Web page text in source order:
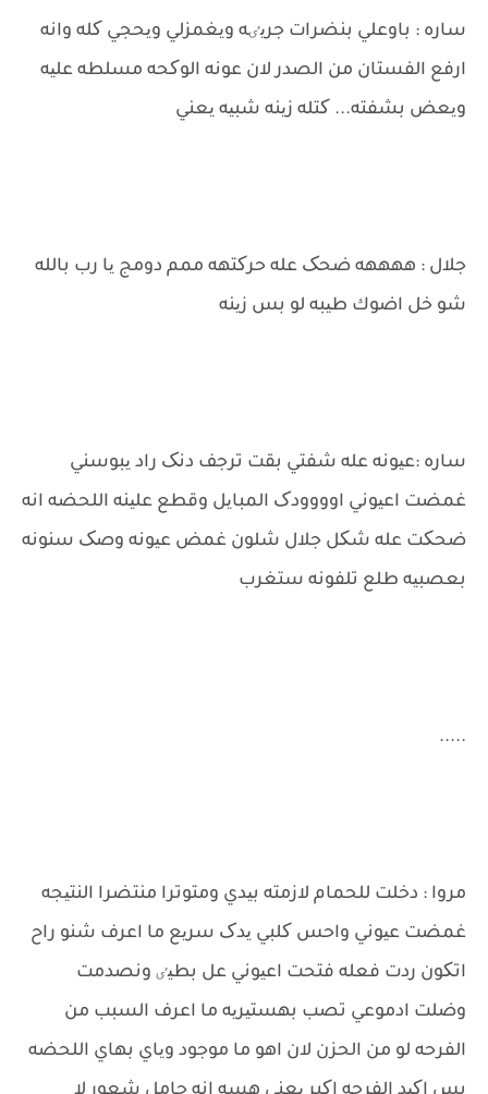
ساره : باوعلي بنضرات جریٸه ویغمزلي ویحجي کله وانه
ارفع الفستان من الصدر لان عونه الوکحه مسلطه علیه
ویعض بشفته... کتله زینه شبیه یعني
جلال : ههههه ضحک عله حرکتهه ممم دومج یا رب بالله
شو خل اضوك طیبه لو بس زینه
ساره :عیونه عله شفتي بقت ترجف دنک راد یبوسني
غمضت اعیوني اوووودک المبایل وقطع علینه اللحضه انه
ضحکت عله شکل جلال شلون غمض عیونه وصک سنونه
بعصبیه طلع تلفونه ستغرب
.....
مروا : دخلت للحمام لازمته بیدي ومتوترا منتضرا النتیجه
غمضت عیوني واحس کلبي یدک سریع ما اعرف شنو راح
اتکون ردت فعله فتحت اعیوني عل بطیٸ ونصدمت
وضلت ادموعي تصب بهستیریه ما اعرف السبب من
الفرحه لو من الحزن لان اهو ما موجود ویاي بهاي اللحضه